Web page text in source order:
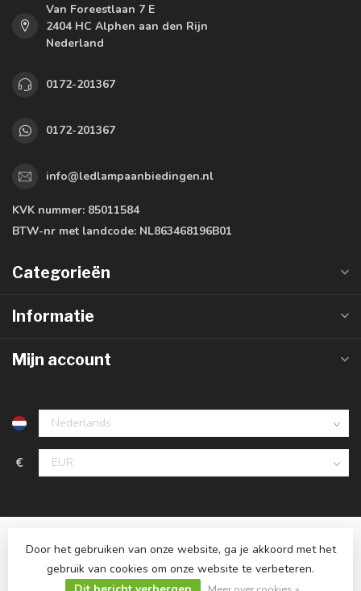
Van Foreestlaan 7 E
2404 HC Alphen aan den Rijn
Nederland
0172-201367
0172-201367
info@ledlampaanbiedingen.nl
KVK nummer: 85011584
BTW-nr met landcode: NL863468196B01
Categorieën
Informatie
Mijn account
€
© Copyright 2026 Ledlampaanbiedingen.nl
Door het gebruiken van onze website, ga je akkoord met het
gebruik van cookies om onze website te verbeteren.